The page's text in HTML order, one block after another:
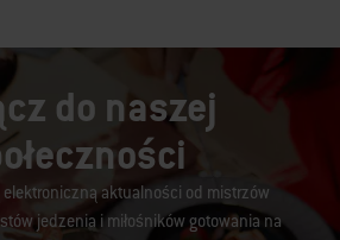
do naszej
elektroniczną aktualności od mistrzów
jedzenia i miłośników gotowania na